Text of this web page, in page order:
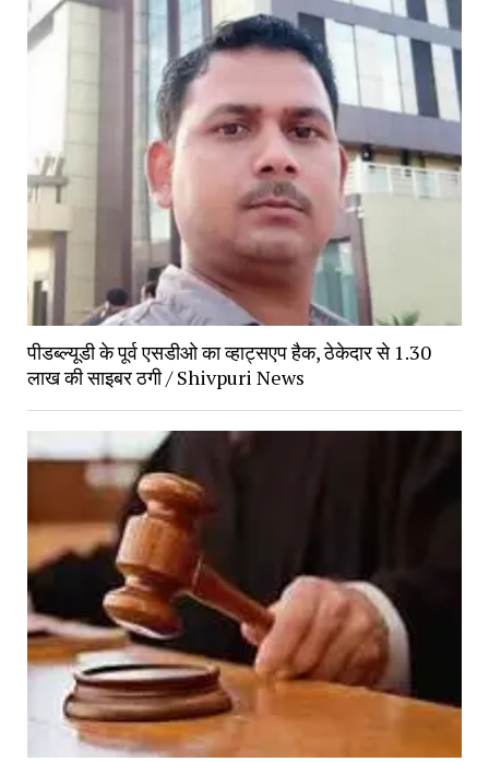
पीडब्ल्यूडी के पूर्व एसडीओ का व्हाट्सएप हैक, ठेकेदार से 1.30
लाख की साइबर ठगी / Shivpuri News